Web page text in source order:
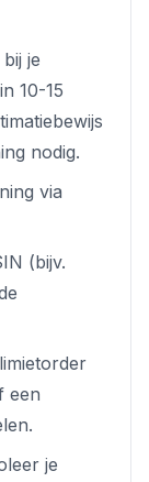
bij je
10-15
nodig.
via
(bijv.
een
je